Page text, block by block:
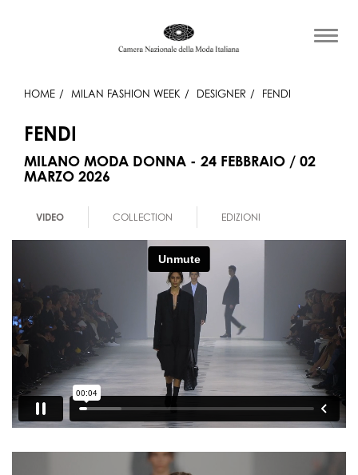
HOME MILAN FASHION WEEK DESIGNER FENDI
FENDI
MILANO MODA DONNA - 24 FEBBRAIO / 02
MARZO 2026
VIDEO COLLECTION EDIZIONI